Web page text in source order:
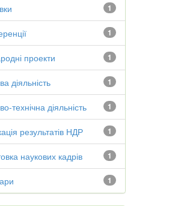
1
1
1
проекти
1
діяльність
1
технічна діяльність
1
результатів НДР
1
наукових кадрів
1